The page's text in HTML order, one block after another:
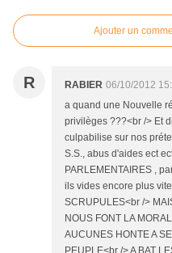
Ajouter un
R RABIER 06/10/2012
a quand une Nouvelle
privilèges ???<br /> Et
culpabilise sur nos
S.S., abus d'aides ect
PARLEMENTAIRES ,
ils vides encore plus
SCRUPULES<br />
NOUS FONT LA
AUCUNES HONTE A
PEUPLE<br /> A BAT